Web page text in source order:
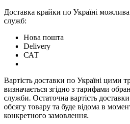
Доставка крайки по Україні
служб:
Нова пошта
Delivery
САТ
Вартість доставки по Україні цими
визначається згідно з тарифами
служби. Остаточна вартість
обсягу товару та буде відома в
конкретного замовлення.